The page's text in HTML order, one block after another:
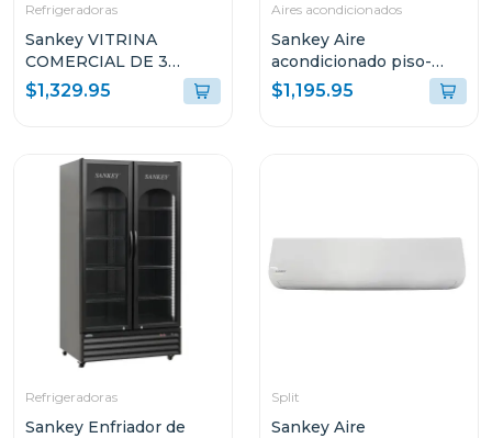
Refrigeradoras
Sankey VITRINA
COMERCIAL DE 3
PUERTAS 58.8P³
RFD60N91 COLOR
$1,329.95
Aires acondicionados
Sankey Aire
acondicionado piso-
techo de 60000btu
ek60r410
$1,195.95
Refrigeradoras
Sankey Enfriador de
Split
Sankey Aire